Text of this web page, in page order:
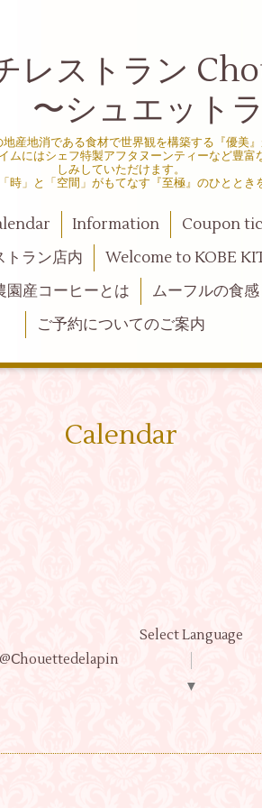
レストラン
エットラ
産地消である食材で世界観を構築する『優美
ムにはシェフ特製アフタヌーンティーなど豊
しみしていただけます。
時」と「空間」がもてなす『至極』のひととき
Information Coupon
トラン店内 Welcome to KOBE
園産コーヒーとは
ムーフルの食感
ご予約についてのご案内
Calendar
@Ⅽhouettedelapin
Select Language
▼